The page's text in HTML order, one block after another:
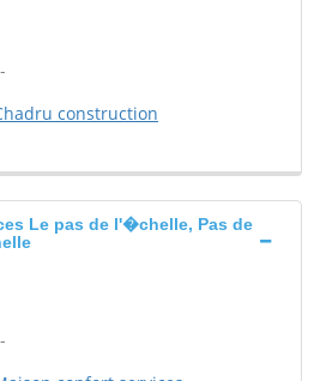
construction
Le pas de l'�chelle, Pas de